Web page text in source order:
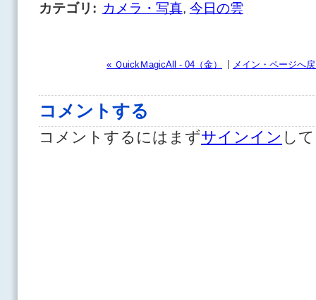
カテゴリ : カメラ・写真, 今日の雲
« ＱuickＭagicAll - 04（金） | メイン・ページへ
コメントする
コメントするにはまずサインイン し